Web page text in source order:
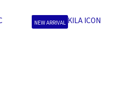
NEW ARRIVAL